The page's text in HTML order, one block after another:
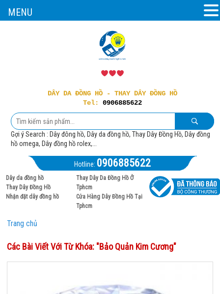
DÂY DA ĐỒNG HỒ - THAY DÂY ĐỒNG HỒ
Tel: 0906885622
Gợi ý Search : Dây đông hồ, Dây da đồng hồ, Thay Dây Đồng Hồ, Dây đồng
hồ omega, Dây đồng hồ rolex,...
Hotline: 0906885622
Dây da đồng hồ
Thay Dây Đồng Hồ
Nhận đặt dây đồng hồ
Thay Dây Da Đồng Hồ Ở
Tphcm
Cửa Hàng Dây Đồng Hồ Tại
Tphcm
Trang chủ
Các Bài Viết Với Từ Khóa: "bảo Quản Kim Cương"
MENU